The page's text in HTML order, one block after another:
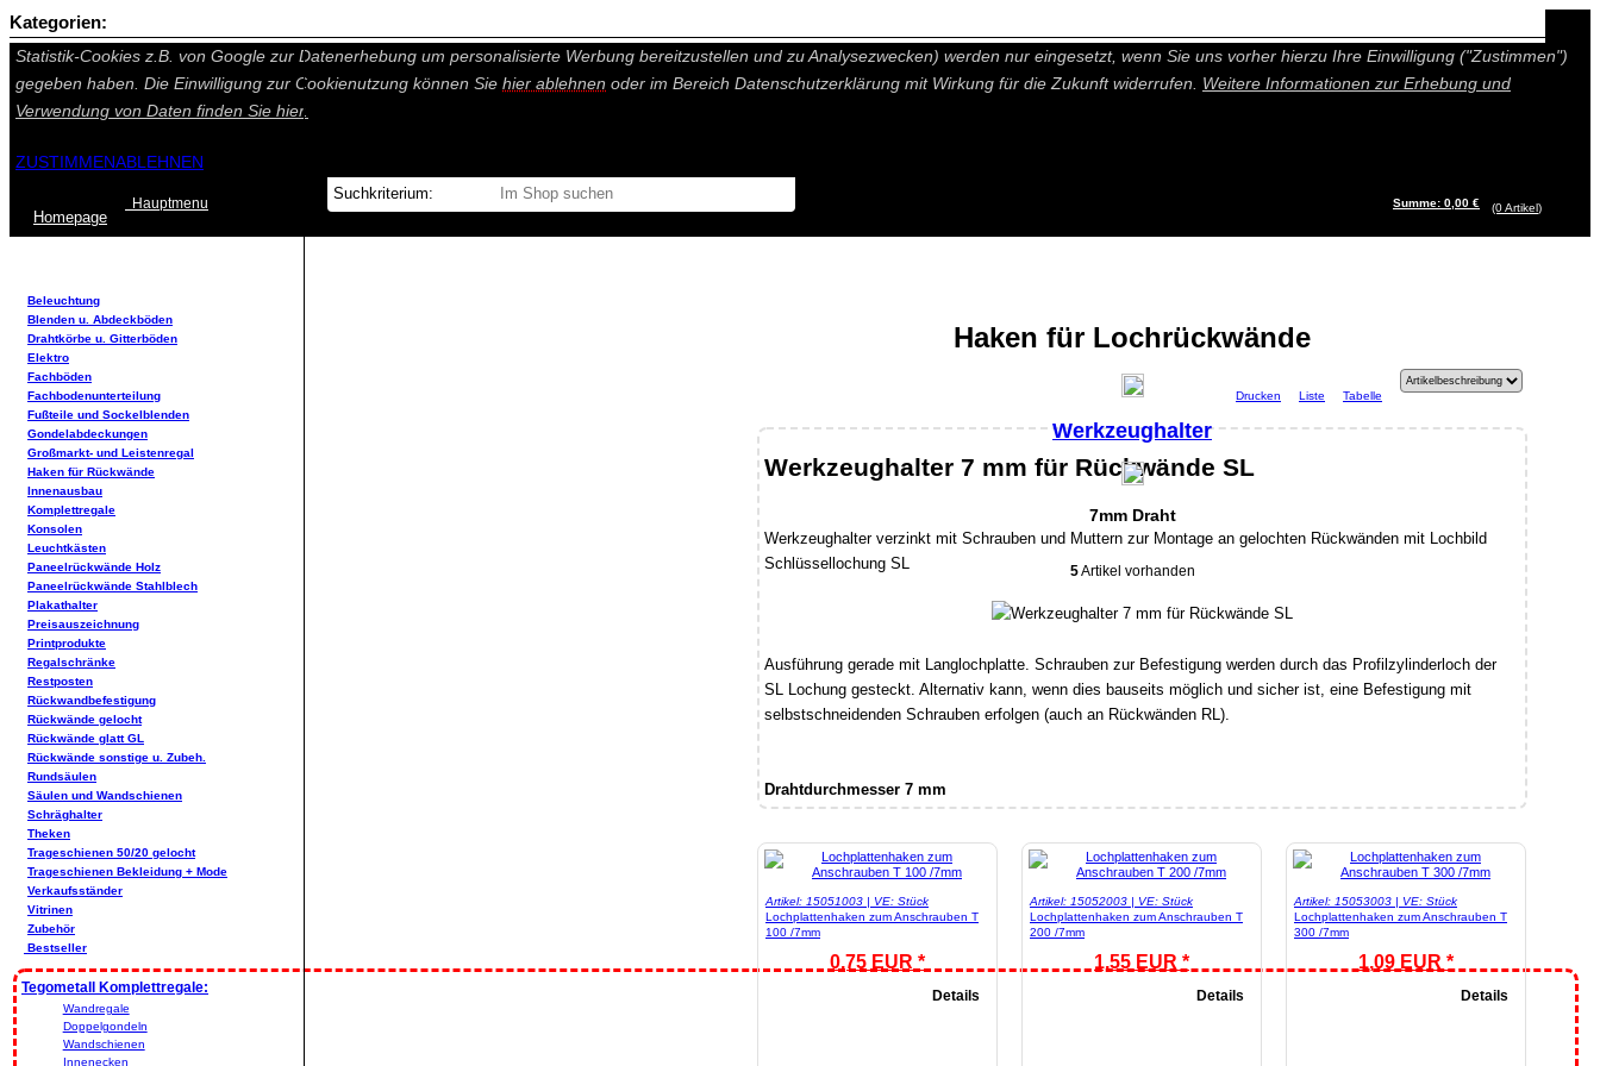
Auf dieser Seite werden technisch notwendige Cookies gesetzt. Technisch nicht notwendige Cookies und Statistik Funktionen, die Ihnen ein besseres und individuelleres Angebot bieten (Marketing- und
Statistik-Cookies z.B. von Google zur Datenerhebung um personalisierte Werbung bereitzustellen und zu Analysezwecken) werden nur eingesetzt, wenn Sie uns vorher hierzu Ihre Einwilligung ("Zustimmen")
gegeben haben. Die Einwilligung zur Cookienutzung können Sie hier ablehnen oder im Bereich Datenschutzerklärung mit Wirkung für die Zukunft widerrufen. Weitere Informationen zur Erhebung und
Verwendung von Daten finden Sie hier.
ZUSTIMMENABLEHNEN
Homepage
Hauptmenu Summe: 0,00 € (0Artikel)
Haken für Lochrückwände
Werkzeughalter
7mm Draht
5Artikel vorhanden
Drucken Liste Tabelle
Werkzeughalter 7 mm für Rückwände SL
Werkzeughalter verzinkt mit Schrauben und Muttern zur Montage an gelochten Rückwänden mit Lochbild
Schlüssellochung SL
Ausführung gerade mit Langlochplatte. Schrauben zur Befestigung werden durch das Profilzylinderloch der
SL Lochung gesteckt. Alternativ kann, wenn dies bauseits möglich und sicher ist, eine Befestigung mit
selbstschneidenden Schrauben erfolgen (auch an Rückwänden RL).
Drahtdurchmesser 7 mm
Artikel: 15051003 | VE: Stück
Lochplattenhaken zum Anschrauben T
100 /7mm
0,75 EUR *
Details
Artikel: 15052003 | VE: Stück
Lochplattenhaken zum Anschrauben T
200 /7mm
1,55 EUR *
Details
Artikel: 15053003 | VE: Stück
Lochplattenhaken zum Anschrauben T
300 /7mm
1,09 EUR *
Details
Kategorien:
Beleuchtung
Blenden u. Abdeckböden
Drahtkörbe u. Gitterböden
Elektro
Fachböden
Fachbodenunterteilung
Fußteile und Sockelblenden
Gondelabdeckungen
Großmarkt- und Leistenregal
Haken für Rückwände
Innenausbau
Komplettregale
Konsolen
Leuchtkästen
Paneelrückwände Holz
Paneelrückwände Stahlblech
Plakathalter
Preisauszeichnung
Printprodukte
Regalschränke
Restposten
Rückwandbefestigung
Rückwände gelocht
Rückwände glatt GL
Rückwände sonstige u. Zubeh.
Rundsäulen
Säulen und Wandschienen
Schräghalter
Theken
Trageschienen 50/20 gelocht
Trageschienen Bekleidung + Mode
Verkaufsständer
Vitrinen
Zubehör
Bestseller
Tegometall Komplettregale:
Wandregale
Doppelgondeln
Wandschienen
Innenecken